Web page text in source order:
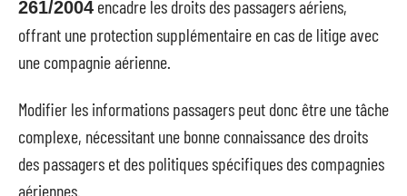
261/2004 encadre les droits des passagers aériens,
offrant une protection supplémentaire en cas de litige avec
une compagnie aérienne.
Modifier les informations passagers peut donc être une tâche
complexe, nécessitant une bonne connaissance des droits
des passagers et des politiques spécifiques des compagnies
aériennes.